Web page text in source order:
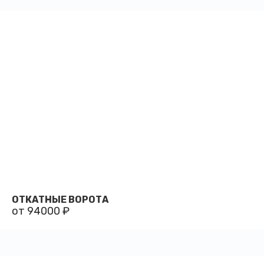
ОТКАТНЫЕ ВОРОТА
от 94000 ₽